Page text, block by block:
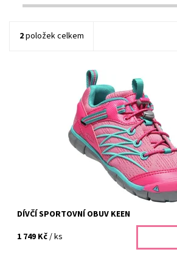
2položek celkem
Objevte kvalitní dětské boty Keen v Dolních
výběr velikostí, zdravé obouvání a osobní
dětmi vyzkoušet...
Skladem
346/25
Keen
2 roky
DÍVČÍ SPORTOVNÍ OBUV KEEN
1 749 Kč/ ks